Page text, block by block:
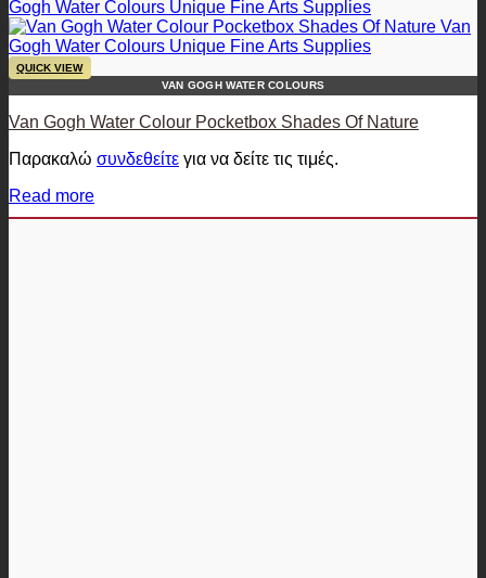
QUICK VIEW
VAN GOGH WATER COLOURS
Van Gogh Water Colour Pocketbox Shades Of Nature
Παρακαλώ συνδεθείτε για να δείτε τις τιμές.
Read more